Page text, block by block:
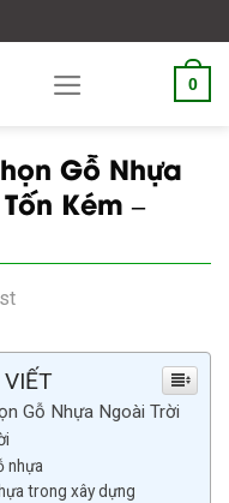
0
Gỗ Nhựa
Kém –
Gỗ Nhựa Ngoài Trời
nhựa
trong xây dựng